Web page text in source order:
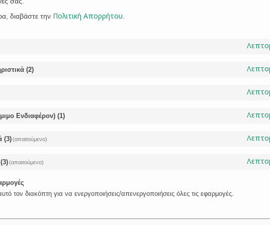
και θα αποφύγουν άσκοπη ταλαιπωρία στο μέλλον. Μετά την
εκ νέου για τη διαδικασία της Ανάρτησης.
διαβάστε την Πολιτική Απορρήτου
(2)
Ενδιαφέρον) (1)
(3)(απαιτούμενο)
(3)(απαιτούμενο)
τον διακόπτη για να ενεργοποιήσεις/απενεργοποιήσεις όλες τις εφαρμογές.